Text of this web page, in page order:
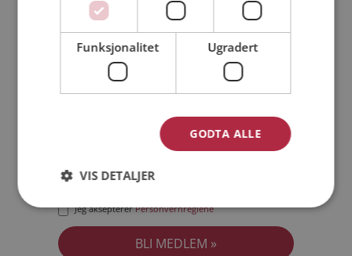
Jeg akseptererPersonvernreglene
Funksjonalitet Ugradert
GODTA ALLE
VIS DETALJER